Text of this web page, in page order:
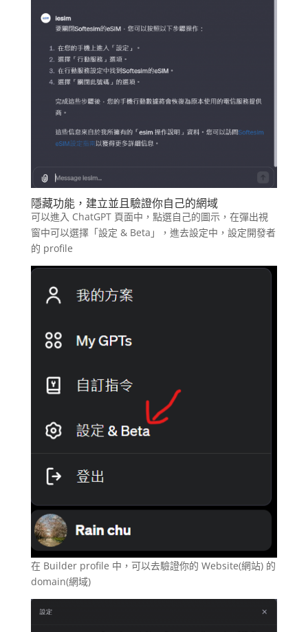
隱藏功能，建立並且驗證你自己的網域
可以進入 ChatGPT 頁面中，點選自己的圖示，在彈出視
窗中可以選擇「設定 & Beta」，進去設定中，設定開發者
的 profile
在 Builder profile 中，可以去驗證你的 Website(網站) 的
domain(網域)